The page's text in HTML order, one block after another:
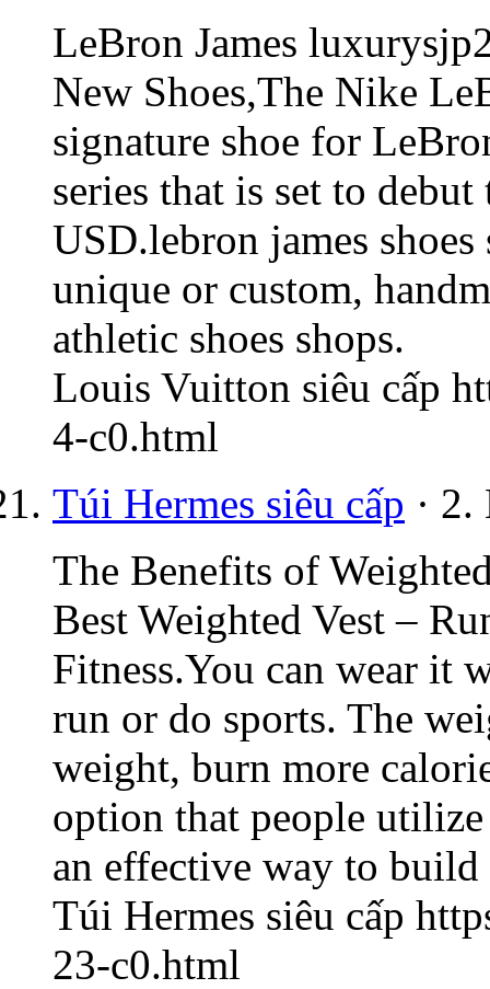
LeBron James
New Shoes,The Nike
signature shoe for
series that is set to
USD.lebron james
unique or custom,
athletic shoes shops.
Louis Vuitton siêu cấp
4-c0.html
Túi Hermes siêu cấp ·
The Benefits of
Best Weighted Vest –
Fitness.You can wear it
run or do sports. The
weight, burn more
option that people
an effective way to build
Túi Hermes siêu cấp
23-c0.html